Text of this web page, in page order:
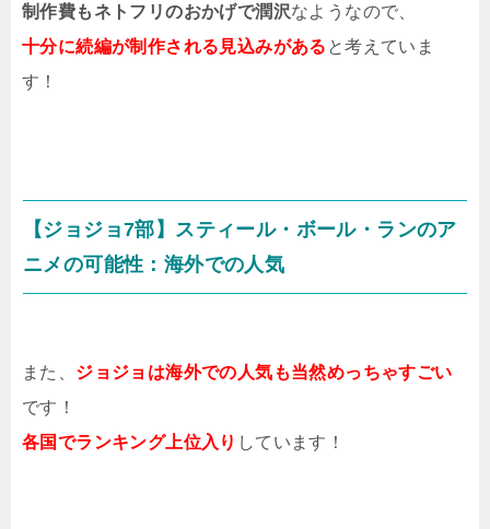
制作費もネトフリのおかげで潤沢なようなので、
十分に続編が制作される見込みがある と考えていま
す！
【ジョジョ7部】スティール・ボール・ランのア
ニメの可能性：海外での人気
また、 ジョジョは海外での人気も当然めっちゃすごい
です！
各国でランキング上位入り しています！